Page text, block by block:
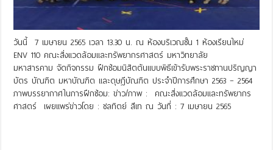
วันนี้ 7 เมษายน 2565 เวลา 13.30 น. ณ ห้องบริเวณชั้น 1 ห้องเรียนใหม่
ENV 110 คณะสิ่งแวดล้อมและทรัพยากรศาสตร์ มหาวิทยาลัย
มหาสารคาม จัดกิจกรรม ฝึกช้อมนิสิตต้นเเบบพิธีเข้ารับพระราชทานปริญญา
บัตร บัณฑิต มหาบัณฑิต และดุษฎีบัณฑิต ประจำปีการศึกษา 2563 – 2564
ภาพบรรยากาศในการฝึกซ้อม: ข่าว/ภาพ : คณะสิ่งแวดล้อมและทรัพยากร
ศาสตร์ เผยแพร่ข่าวโดย : ชลทิตย์ สีเท ณ วันที่ : 7 เมษายน 2565